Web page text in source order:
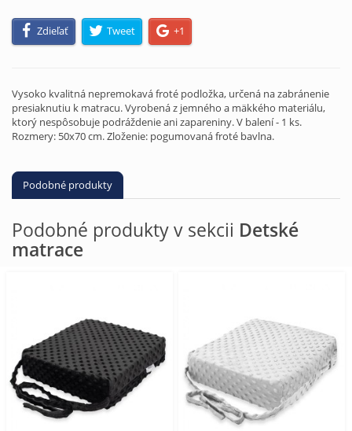
Zdieľať Tweet +1
Vysoko kvalitná nepremokavá froté podložka, určená na zabránenie
presiaknutiu k matracu. Vyrobená z jemného a mäkkého materiálu,
ktorý nespôsobuje podráždenie ani zapareniny. V balení - 1 ks.
Rozmery: 50x70 cm. Zloženie: pogumovaná froté bavlna.
Podobné produkty
Podobné produkty v sekcii Detské
matrace